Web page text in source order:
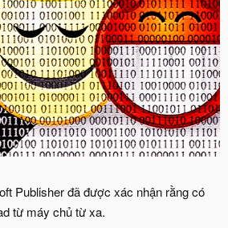
Publisher đã được xác nhận rằng có
từ máy chủ từ xa.